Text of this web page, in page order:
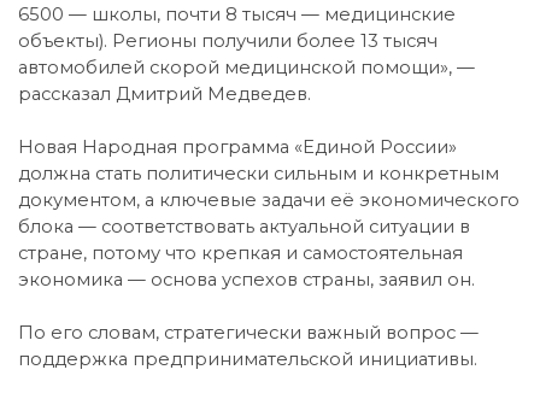
6500 — школы, почти 8 тысяч — медицинские
объекты). Регионы получили более 13 тысяч
автомобилей скорой медицинской помощи», —
рассказал Дмитрий Медведев.
Новая Народная программа «Единой России»
должна стать политически сильным и конкретным
документом, а ключевые задачи её экономического
блока — соответствовать актуальной ситуации в
стране, потому что крепкая и самостоятельная
экономика — основа успехов страны, заявил он.
По его словам, стратегически важный вопрос —
поддержка предпринимательской инициативы.